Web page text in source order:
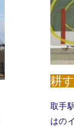
耕
取手
はの